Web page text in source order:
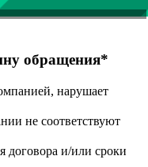
обращения*
нарушает
не соответствуют
договора и/или сроки